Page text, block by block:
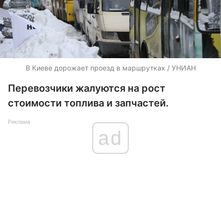
В Киеве дорожает проезд в маршрутках / УНИАН
Перевозчики жалуются на рост
стоимости топлива и запчастей.
Реклама
ad